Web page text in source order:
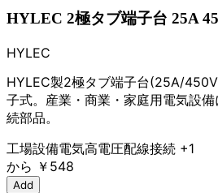
HYLEC 2極タブ端子台 25A
HYLEC
HYLEC製2極タブ端子台(25A/
子式。産業・商業・家庭用電気設
続部品。
工場設備電気高電圧配線接続 +1
から ￥548
Add